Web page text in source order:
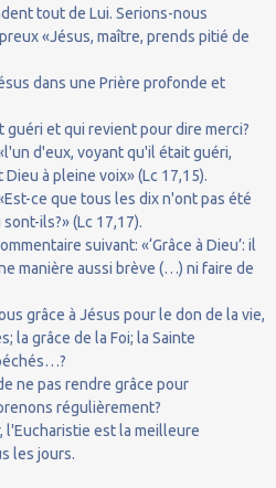
tout de Lui. Serions-nous
«Jésus, maître, prends pitié de
dans une Prière profonde et
et qui revient pour dire merci?
d'eux, voyant qu'il était guéri,
à pleine voix» (Lc 17,15).
ce que tous les dix n'ont pas été
ils?» (Lc 17,17).
suivant: «‘Grâce à Dieu’: il
manière aussi brève (…) ni faire de
grâce à Jésus pour le don de la vie,
la grâce de la Foi; la Sainte
ne pas rendre grâce pour
régulièrement?
l'Eucharistie est la meilleure
les jours.